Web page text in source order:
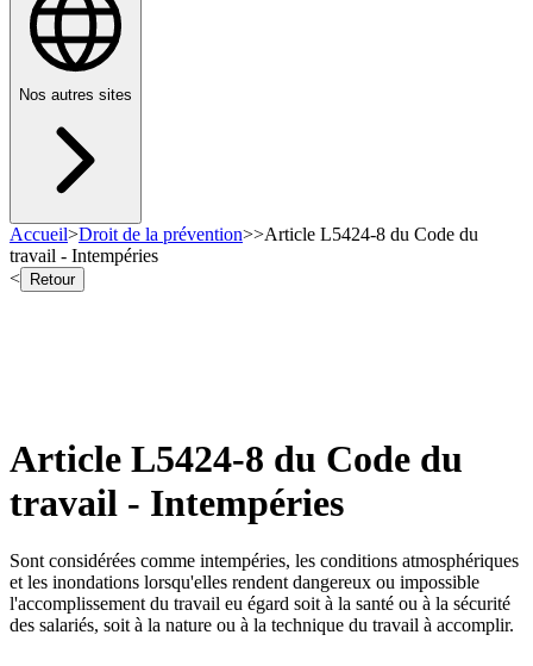
Nos autres sites
Accueil>Droit de la prévention>>Article L5424-8 du Code du
travail - Intempéries
<
Retour
Article L5424-8 du Code du
travail - Intempéries
Sont considérées comme intempéries, les conditions atmosphériques
et les inondations lorsqu'elles rendent dangereux ou impossible
l'accomplissement du travail eu égard soit à la santé ou à la sécurité
des salariés, soit à la nature ou à la technique du travail à accomplir.